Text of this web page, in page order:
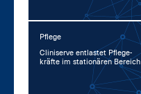
Pflege
Cli­ni­ser­ve ent­las­tet Pfle­ge­
kräf­te im sta­tio­nä­ren Be­reich